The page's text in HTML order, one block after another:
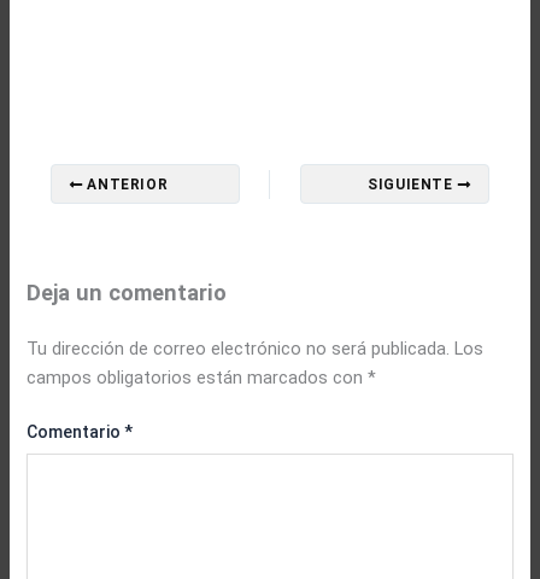
ANTERIOR SIGUIENTE
Deja un comentario
Tu dirección de correo electrónico no será publicada. Los
campos obligatorios están marcados con*
Comentario*